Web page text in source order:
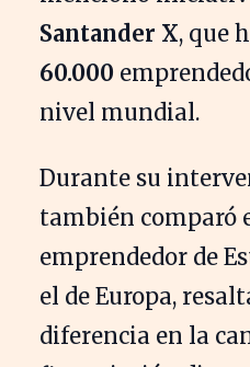
Santander X, que
60.000
nivel mundial.
Durante su
también comparó
emprendedor de
el de Europa,
diferencia en la